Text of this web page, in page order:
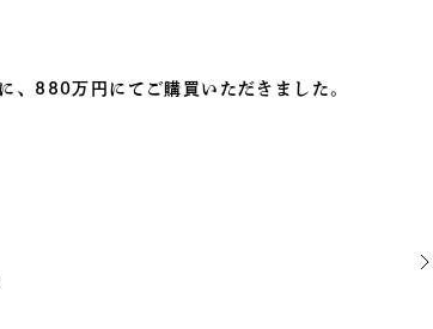
、880万円にてご購買いただきました。